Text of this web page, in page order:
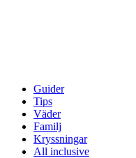
Guider
Tips
Väder
Familj
Kryssningar
All inclusive